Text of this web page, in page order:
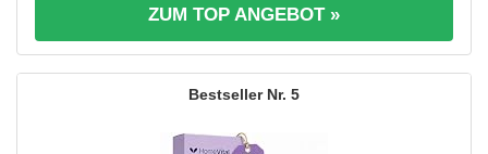
ZUM TOP ANGEBOT »
5